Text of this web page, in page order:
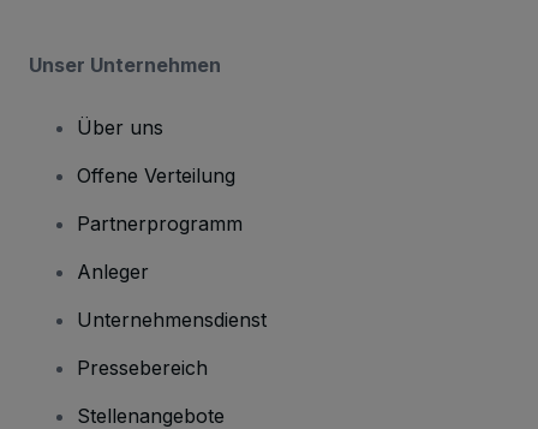
Unser Unternehmen
Über uns
Offene Verteilung
Partnerprogramm
Anleger
Unternehmensdienst
Pressebereich
Stellenangebote